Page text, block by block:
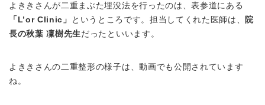
よききさんが二重まぶた埋没法を行ったのは、表参道にある
「L’or Clinic」
というところです。担当してくれた医師は、
院
長の秋葉 凜樹先生 だったといいます。
よききさんの二重整形の様子は、動画でも公開されています
ね。